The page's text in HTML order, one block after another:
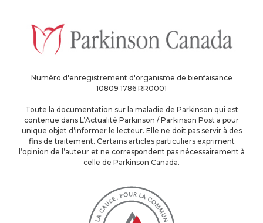
Numéro d'enregistrement d'organisme de bienfaisance
10809 1786 RR0001
Toute la documentation sur la maladie de Parkinson qui est
contenue dans L’Actualité Parkinson / Parkinson Post a pour
unique objet d’informer le lecteur. Elle ne doit pas servir à des
fins de traitement. Certains articles particuliers expriment
l’opinion de l’auteur et ne correspondent pas nécessairement à
celle de Parkinson Canada.